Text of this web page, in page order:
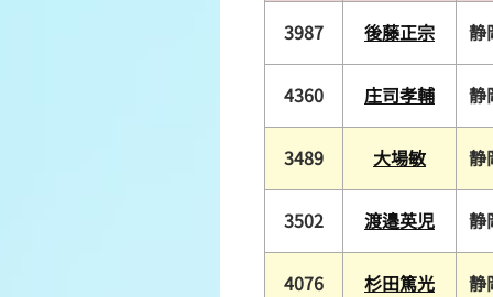
3987 後藤正宗 静
4360 庄司孝輔 静
3489 大場敏 静
3502 渡邉英児 静
4076 杉田篤光 静